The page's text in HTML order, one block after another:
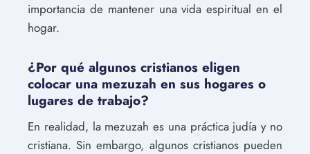
importancia de mantener una vida espiritual en el
hogar.
¿Por qué algunos cristianos eligen
colocar una mezuzah en sus hogares o
lugares de trabajo?
En realidad, la mezuzah es una práctica judía y no
cristiana. Sin embargo, algunos cristianos pueden